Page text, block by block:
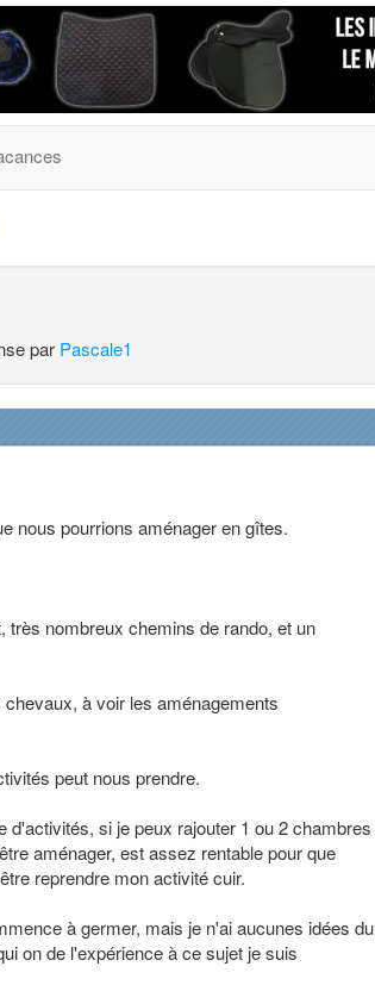
par Pascale1
nous pourrions aménager en gîtes.
nombreux chemins de rando, et un
à voir les aménagements
peut nous prendre.
si je peux rajouter 1 ou 2 chambres
aménager, est assez rentable pour que
reprendre mon activité cuir.
à germer, mais je n'ai aucunes idées du
on de l'expérience à ce sujet je suis